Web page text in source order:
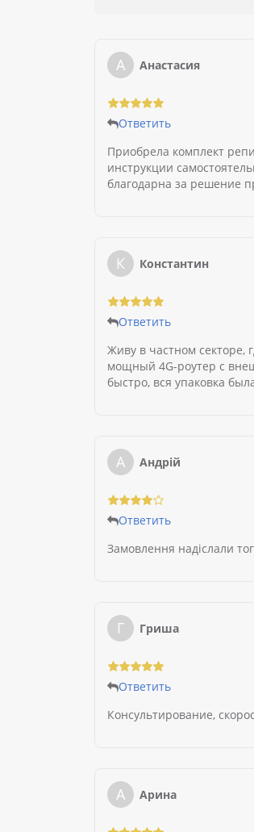
А Анастасия
Ответить
Приобрела комплект
инструкции
благодарна за решение
К Константин
Ответить
Живу в частном секторе,
мощный 4G-роутер с
быстро, вся упаковка
А Андрій
Ответить
Замовлення надіслали
Г Гриша
Ответить
Консультирование,
А Арина